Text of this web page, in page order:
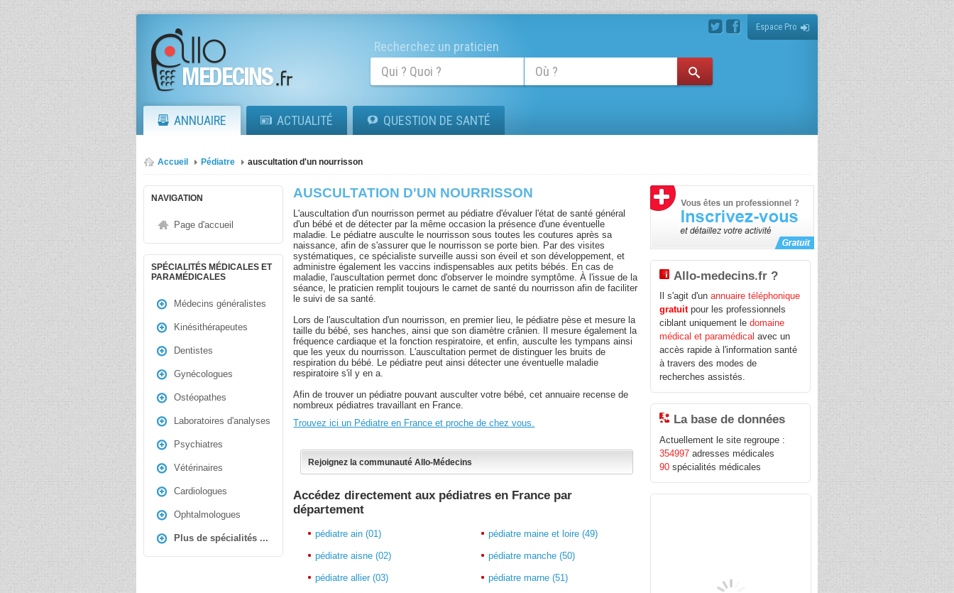
Espace Pro
Recherchez un praticien
ANNUAIRE ACTUALITÉ QUESTION DE SANTÉ
Accueil Pédiatre auscultation d'un nourrisson
NAVIGATION
Page d'accueil
SPÉCIALITÉS MÉDICALES ET
PARAMÉDICALES
Médecins généralistes
Kinésithérapeutes
Dentistes
Gynécologues
Ostéopathes
Laboratoires d'analyses
Psychiatres
Vétérinaires
Cardiologues
Ophtalmologues
Plus de spécialités ...
AUSCULTATION D'UN NOURRISSON
L'auscultation d'un nourrisson permet au pédiatre d'évaluer l'état de santé général
d'un bébé et de détecter par la même occasion la présence d'une éventuelle
maladie. Le pédiatre ausculte le nourrisson sous toutes les coutures après sa
naissance, afin de s'assurer que le nourrisson se porte bien. Par des visites
systématiques, ce spécialiste surveille aussi son éveil et son développement, et
administre également les vaccins indispensables aux petits bébés. En cas de
maladie, l'auscultation permet donc d'observer le moindre symptôme. À l'issue de la
séance, le praticien remplit toujours le carnet de santé du nourrisson afin de faciliter
le suivi de sa santé.
Lors de l'auscultation d'un nourrisson, en premier lieu, le pédiatre pèse et mesure la
taille du bébé, ses hanches, ainsi que son diamètre crânien. Il mesure également la
fréquence cardiaque et la fonction respiratoire, et enfin, ausculte les tympans ainsi
que les yeux du nourrisson. L'auscultation permet de distinguer les bruits de
respiration du bébé. Le pédiatre peut ainsi détecter une éventuelle maladie
respiratoire s'il y en a.
Afin de trouver un pédiatre pouvant ausculter votre bébé, cet annuaire recense de
nombreux pédiatres travaillant en France.
Trouvez ici un Pédiatre en France et proche de chez vous.
Rejoignez la communauté Allo-Médecins
Accédez directement aux pédiatres en France par
département
pédiatre ain (01)
pédiatre aisne (02)
pédiatre allier (03)
pédiatre maine et loire (49)
pédiatre manche (50)
pédiatre marne (51)
Allo-medecins.fr ?
Il s'agit d'unannuaire téléphonique
gratuitpour les professionnels
ciblant uniquement ledomaine
médical et paramédical avec un
accès rapide à l'information santé
à travers des modes de
recherches assistés.
La base de données
Actuellement le site regroupe :
354997 adresses médicales
90 spécialités médicales